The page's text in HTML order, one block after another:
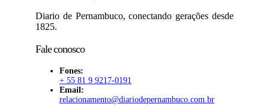
Diario de Pernambuco, conectando gerações desde
1825.
Fale conosco
Fones:
+ 55 81 9 9217-0191
Email:
relacionamento@diariodepernambuco.com.br